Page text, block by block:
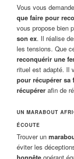
Vous vous
que faire pour
vous propose bien
son ex. Il réalise
les tensions. Que
reconquérir une
rituel est adapté. Il
pour récupérer sa
récupérer afin de
UN MARABOUT
ÉCOUTE
Trouver un
éviter les